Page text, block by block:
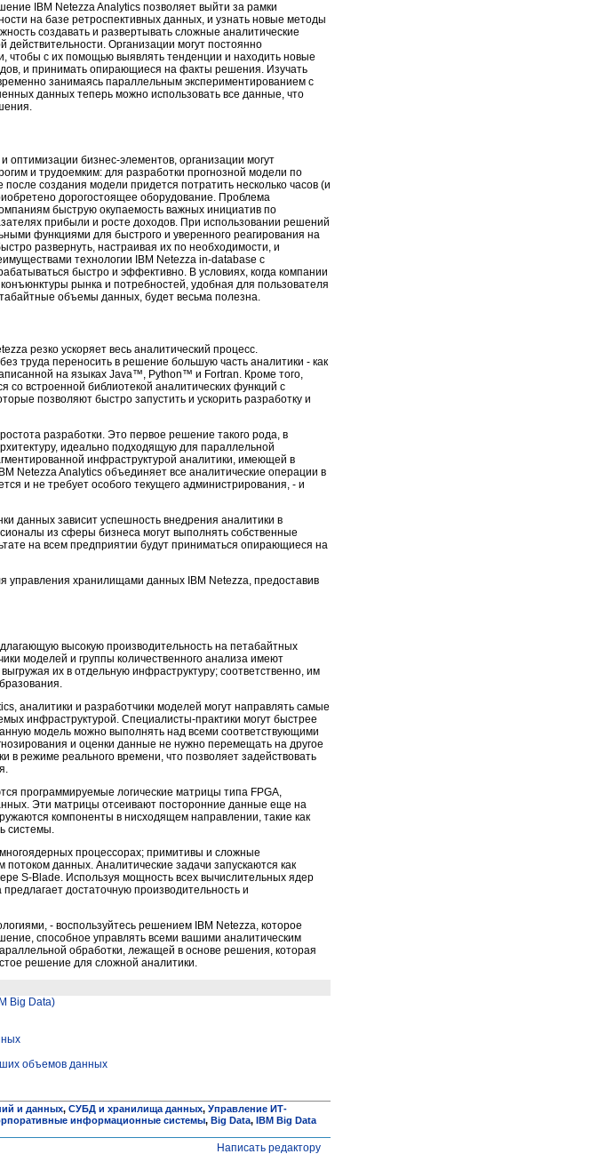
IBM Netezza Analytics позволяет выйти за рамки
на базе ретроспективных данных, и узнать новые методы
создавать и развертывать сложные аналитические
Организации могут постоянно
чтобы с их помощью выявлять тенденции и находить новые
и принимать опирающиеся на факты решения. Изучать
занимаясь параллельным экспериментированием с
данных теперь можно использовать все данные, что
оптимизации бизнес-элементов, организации могут
и трудоемким: для разработки прогнозной модели по
создания модели придется потратить несколько часов (и
дорогостоящее оборудование. Проблема
быструю окупаемость важных инициатив по
прибыли и росте доходов. При использовании решений
функциями для быстрого и уверенного реагирования на
развернуть, настраивая их по необходимости, и
технологии IBM Netezza in-database с
быстро и эффективно. В условиях, когда компании
рынка и потребностей, удобная для пользователя
объемы данных, будет весьма полезна.
резко ускоряет весь аналитический процесс.
труда переносить в решение большую часть аналитики - как
на языках Java™, Python™ и Fortran. Кроме того,
встроенной библиотекой аналитических функций с
позволяют быстро запустить и ускорить разработку и
разработки. Это первое решение такого рода, в
идеально подходящую для параллельной
инфраструктурой аналитики, имеющей в
Netezza Analytics объединяет все аналитические операции в
и не требует особого текущего администрирования, - и
данных зависит успешность внедрения аналитики в
из сферы бизнеса могут выполнять собственные
на всем предприятии будут приниматься опирающиеся на
хранилищами данных IBM Netezza, предоставив
высокую производительность на петабайтных
моделей и группы количественного анализа имеют
их в отдельную инфраструктуру; соответственно, им
аналитики и разработчики моделей могут направлять самые
инфраструктурой. Специалисты-практики могут быстрее
модель можно выполнять над всеми соответствующими
и оценки данные не нужно перемещать на другое
в режиме реального времени, что позволяет задействовать
программируемые логические матрицы типа FPGA,
Эти матрицы отсеивают посторонние данные еще на
компоненты в нисходящем направлении, такие как
системы.
процессорах; примитивы и сложные
данных. Аналитические задачи запускаются как
S-Blade. Используя мощность всех вычислительных ядер
достаточную производительность и
- воспользуйтесь решением IBM Netezza, которое
способное управлять всеми вашими аналитическим
обработки, лежащей в основе решения, которая
решение для сложной аналитики.
Big Data)
объемов данных
и данных, СУБД и хранилища данных, Управление ИТ-
информационные системы, Big Data, IBM Big Data
Написать редактору